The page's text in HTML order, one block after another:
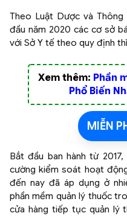
Theo Luật Dược và
đầu năm 2020 các cơ sở
với Sở Y tế theo quy định
Xem thêm: Phần
Phổ Biến
MIỄN
Bắt đầu ban hành từ
cường kiểm soát hoạt
đến nay đã áp dụng ở
phần mềm quản lý thuốc
cửa hàng tiếp tục quản lý